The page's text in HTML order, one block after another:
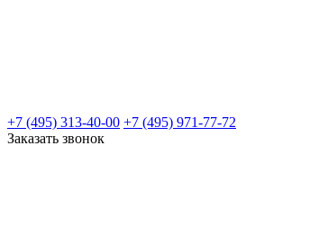
+7 (495) 313-40-00 +7 (495) 971-77-72
Заказать звонок